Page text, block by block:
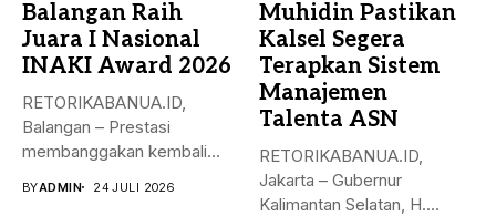
Balangan Raih
Juara I Nasional
INAKI Award 2026
RETORIKABANUA.ID,
Balangan – Prestasi
membanggakan kembali
BYADMIN 24 JULI 2026
Muhidin Pastikan
Kalsel Segera
Terapkan Sistem
Manajemen
Talenta ASN
RETORIKABANUA.ID,
Jakarta – Gubernur
Kalimantan Selatan, H.